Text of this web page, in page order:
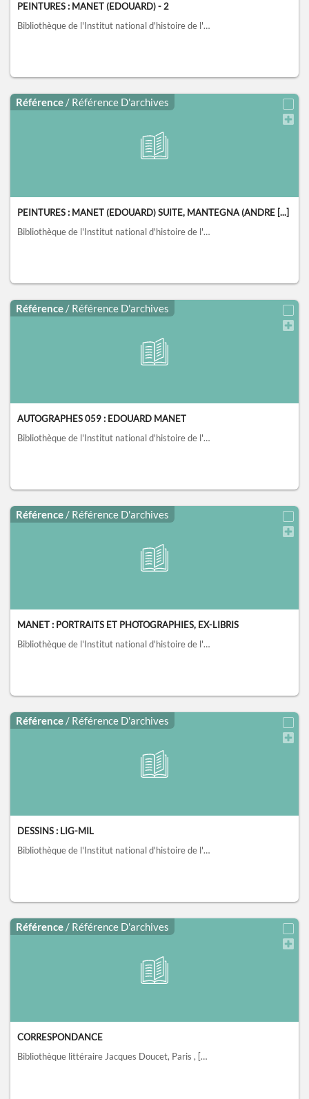
PEINTURES : MANET (EDOUARD) - 2
Bibliothèque de l'Institut national d'histoire de l'art, collections Jacques Doucet, Paris
Référence / Référence D'archives
PEINTURES : MANET (EDOUARD) SUITE, MANTEGNA (ANDRE [...]
Bibliothèque de l'Institut national d'histoire de l'art, collections Jacques Doucet, Paris
Référence / Référence D'archives
AUTOGRAPHES 059 : EDOUARD MANET
Bibliothèque de l'Institut national d'histoire de l'art, collections Jacques Doucet, Paris
Référence / Référence D'archives
MANET : PORTRAITS ET PHOTOGRAPHIES, EX-LIBRIS
Bibliothèque de l'Institut national d'histoire de l'art, collections Jacques Doucet, Paris
Référence / Référence D'archives
DESSINS : LIG-MIL
Bibliothèque de l'Institut national d'histoire de l'art, collections Jacques Doucet, Paris
Référence / Référence D'archives
CORRESPONDANCE
Bibliothèque littéraire Jacques Doucet, Paris , [294]